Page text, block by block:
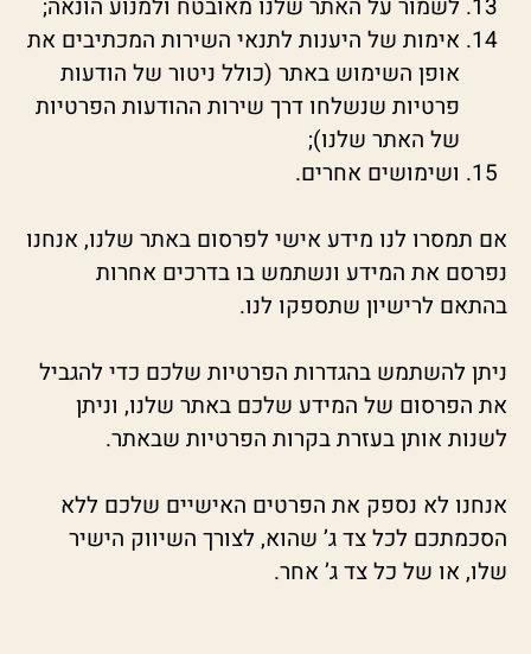
לשמור על האתר שלנו מאובטח ולמנוע הונאה;
אימות של היענות לתנאי השירות המכתיבים את
אופן השימוש באתר (כולל ניטור של הודעות
פרטיות שנשלחו דרך שירות ההודעות הפרטיות
של האתר שלנו);
ושימושים אחרים.
אם תמסרו לנו מידע אישי לפרסום באתר שלנו, אנחנו
נפרסם את המידע ונשתמש בו בדרכים אחרות
בהתאם לרישיון שתספקו לנו.
ניתן להשתמש בהגדרות הפרטיות שלכם כדי להגביל
את הפרסום של המידע שלכם באתר שלנו, וניתן
לשנות אותן בעזרת בקרות הפרטיות שבאתר.
אנחנו לא נספק את הפרטים האישיים שלכם ללא
הסכמתכם לכל צד ג’ שהוא, לצורך השיווק הישיר
שלו, או של כל צד ג’ אחר.